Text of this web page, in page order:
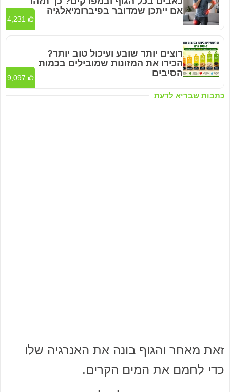
כתבות שבריא לדעת
אם ייתכן שמדובר בפיברומיאלגיה
4,231
רוצים יותר שובע ועיכול טוב יותר?
הכירו את המזונות שמובילים בכמות
הסיבים
9,097
זאת מאחר והגוף בונה את האנרגיה שלו
כדי לחמם את המים הקרים.